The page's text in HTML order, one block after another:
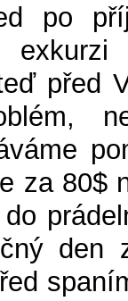
po
před
za 80$
den